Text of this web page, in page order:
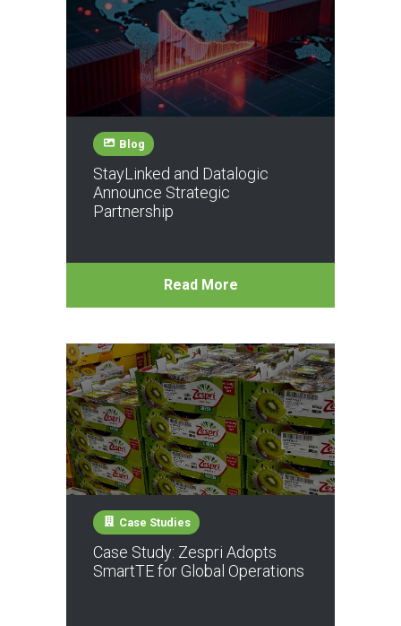
Blog
StayLinked and Datalogic
Announce Strategic
Partnership
Read More
Case Studies
Case Study: Zespri Adopts
SmartTE for Global Operations